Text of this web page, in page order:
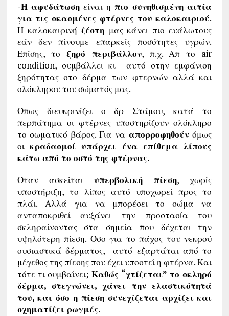
-Η αφυδάτωση είναι η πιο συνηθισμένη αιτία
για τις σκασμένες φτέρνες του καλοκαιριού.
Η καλοκαιρινή ζέστη μας κάνει πιο ευάλωτους
εάν δεν πίνουμε επαρκείς ποσότητες υγρών.
Επίσης, το ξηρό περιβάλλον, π.χ. Απ το air
condition, συμβάλλει κι αυτό στην εμφάνιση
ξηρότητας στο δέρμα των φτερνών αλλά και
ολόκληρου του σώματός μας.
Όπως διευκρινίζει ο δρ Στάμου, κατά το
περπάτημα οι φτέρνες υποστηρίζουν ολόκληρο
το σωματικό βάρος. Για να απορροφηθούνόμως
οι κραδασμοί υπάρχει ένα επίθεμα λίπους
κάτω από το οστό της φτέρνας.
Όταν ασκείται υπερβολική πίεση, χωρίς
υποστήριξη, το λίπος αυτό υποχωρεί προς το
πλάι. Αλλά για να μπορέσει το σώμα να
ανταποκριθεί αυξάνει την προστασία του
σκληραίνοντας στα σημεία που δέχεται την
υψηλότερη πίεση. Όσο για το πάχος του νεκρού
ουσιαστικά δέρματος, αυτό εξαρτάται από το
μέγεθος της πίεσης που έχει υποστεί η φτέρνα. Και
τότε τι συμβαίνει;Καθώς “χτίζεται” το σκληρό
δέρμα, στεγνώνει, χάνει την ελαστικότητά
του, και όσο η πίεση συνεχίζεται αρχίζει και
σχηματίζει ρωγμές.